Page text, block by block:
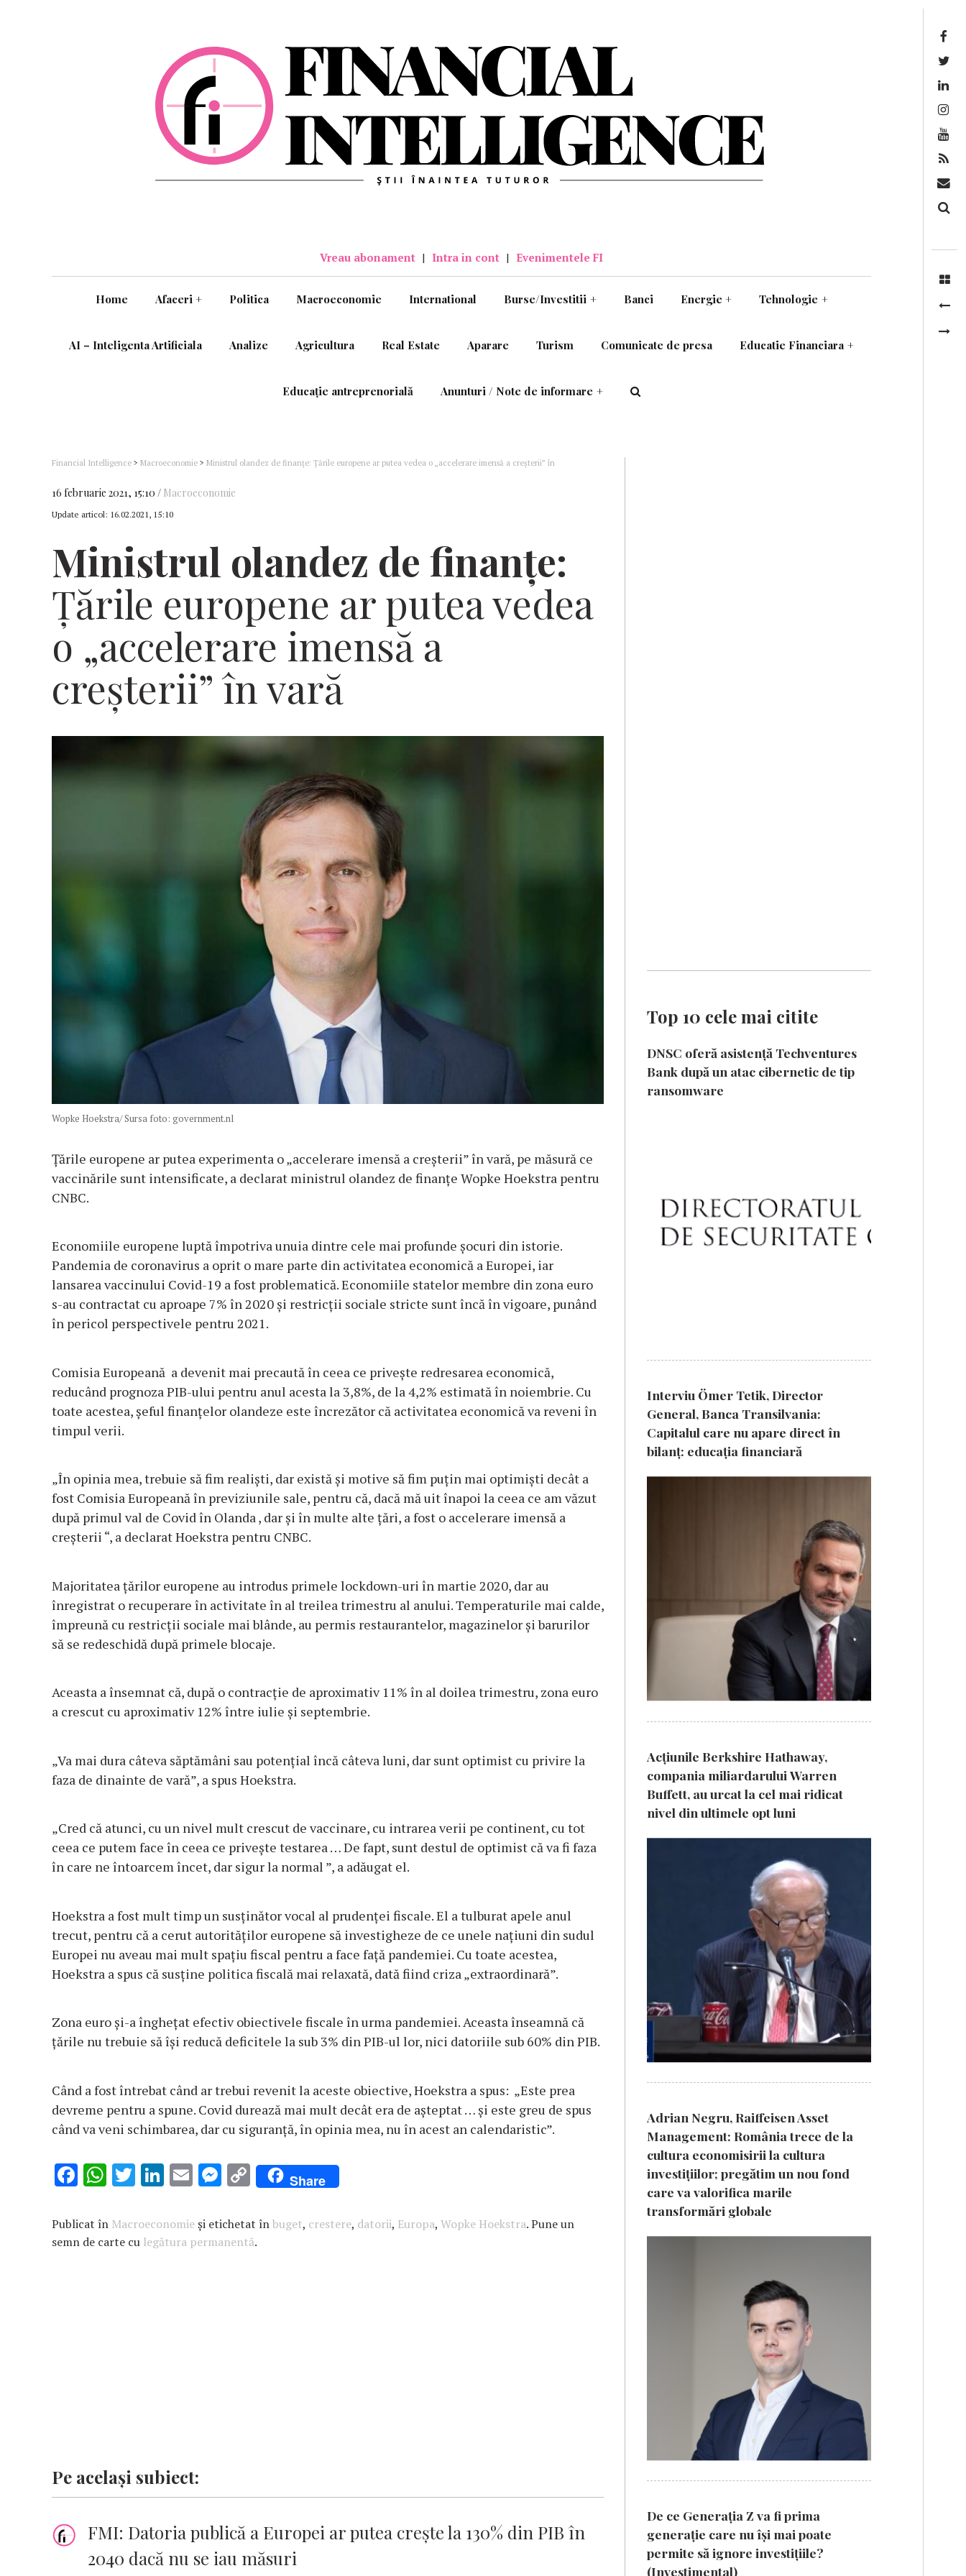
Vreau abonament | Intra in cont | Evenimentele FI
Home Afaceri + Politica Macroeconomie International Burse/Investitii + Banci Energie + Tehnologie +
AI – Inteligenta Artificiala Analize Agricultura Real Estate Aparare Turism Comunicate de presa Educatie Financiara +
Educație antreprenorială Anunturi / Note de informare +
Financial Intelligence > Macroeconomie > Ministrul olandez de finanțe: Țările europene ar putea vedea o „accelerare imensă a creșterii” în
16 februarie 2021, 15:10 Macroeconomie
Update articol: 16.02.2021, 15:10
Ministrul olandez de finanțe:
Țările europene ar putea vedea
o „accelerare imensă a
creșterii” în vară
Wopke Hoekstra/ Sursa foto: government.nl
Țările europene ar putea experimenta o „accelerare imensă a creșterii” în vară, pe măsură ce
vaccinările sunt intensificate, a declarat ministrul olandez de finanțe Wopke Hoekstra pentru
CNBC.
Economiile europene luptă împotriva unuia dintre cele mai profunde șocuri din istorie.
Pandemia de coronavirus a oprit o mare parte din activitatea economică a Europei, iar
lansarea vaccinului Covid-19 a fost problematică. Economiile statelor membre din zona euro
s-au contractat cu aproape 7% în 2020 și restricții sociale stricte sunt încă în vigoare, punând
în pericol perspectivele pentru 2021.
Comisia Europeană a devenit mai precaută în ceea ce privește redresarea economică,
reducând prognoza PIB-ului pentru anul acesta la 3,8%, de la 4,2% estimată în noiembrie. Cu
toate acestea, șeful finanțelor olandeze este încrezător că activitatea economică va reveni în
timpul verii.
„În opinia mea, trebuie să fim realiști, dar există și motive să fim puțin mai optimiști decât a
fost Comisia Europeană în previziunile sale, pentru că, dacă mă uit înapoi la ceea ce am văzut
după primul val de Covid în Olanda , dar și în multe alte țări, a fost o accelerare imensă a
creșterii “, a declarat Hoekstra pentru CNBC.
Majoritatea țărilor europene au introdus primele lockdown-uri în martie 2020, dar au
înregistrat o recuperare în activitate în al treilea trimestru al anului. Temperaturile mai calde,
împreună cu restricții sociale mai blânde, au permis restaurantelor, magazinelor și barurilor
să se redeschidă după primele blocaje.
Aceasta a însemnat că, după o contracție de aproximativ 11% în al doilea trimestru, zona euro
a crescut cu aproximativ 12% între iulie și septembrie.
„Va mai dura câteva săptămâni sau potențial încă câteva luni, dar sunt optimist cu privire la
faza de dinainte de vară”, a spus Hoekstra.
„Cred că atunci, cu un nivel mult crescut de vaccinare, cu intrarea verii pe continent, cu tot
ceea ce putem face în ceea ce privește testarea … De fapt, sunt destul de optimist că va fi faza
în care ne întoarcem încet, dar sigur la normal ”, a adăugat el.
Hoekstra a fost mult timp un susținător vocal al prudenței fiscale. El a tulburat apele anul
trecut, pentru că a cerut autorităților europene să investigheze de ce unele națiuni din sudul
Europei nu aveau mai mult spațiu fiscal pentru a face față pandemiei. Cu toate acestea,
Hoekstra a spus că susține politica fiscală mai relaxată, dată fiind criza „extraordinară”.
Zona euro și-a înghețat efectiv obiectivele fiscale în urma pandemiei. Aceasta înseamnă că
țările nu trebuie să își reducă deficitele la sub 3% din PIB-ul lor, nici datoriile sub 60% din PIB.
Când a fost întrebat când ar trebui revenit la aceste obiective, Hoekstra a spus: „Este prea
devreme pentru a spune. Covid durează mai mult decât era de așteptat … și este greu de spus
când va veni schimbarea, dar cu siguranță, în opinia mea, nu în acest an calendaristic”.
F
e
b
W
at
s
T
it
te
Li
k
e
E
ai
l
M
se
n
C
o
p
y
Share
Publicat în Macroeconomieși etichetat înbuget, crestere, datorii, Europa, Wopke Hoekstra. Pune un
semn de carte cu legătura permanentă.
Pe același subiect:
FMI: Datoria publică a Europei ar putea creşte la 130% din PIB în
2040 dacă nu se iau măsuri
Top 10 cele mai citite
DNSC oferă asistență Techventures
Bank după un atac cibernetic de tip
ransomware
Interviu Ömer Tetik, Director
General, Banca Transilvania:
Capitalul care nu apare direct în
bilanț: educația financiară
Acțiunile Berkshire Hathaway,
compania miliardarului Warren
Buffett, au urcat la cel mai ridicat
nivel din ultimele opt luni
Adrian Negru, Raiffeisen Asset
Management: România trece de la
cultura economisirii la cultura
investițiilor; pregătim un nou fond
care va valorifica marile
transformări globale
De ce Generația Z va fi prima
generație care nu își mai poate
permite să ignore investițiile?
(Investimental)